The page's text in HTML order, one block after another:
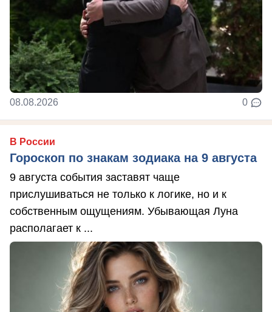
08.08.2026 0
В России
Гороскоп по знакам зодиака на 9 августа
9 августа события заставят чаще
прислушиваться не только к логике, но и к
собственным ощущениям. Убывающая Луна
располагает к ...